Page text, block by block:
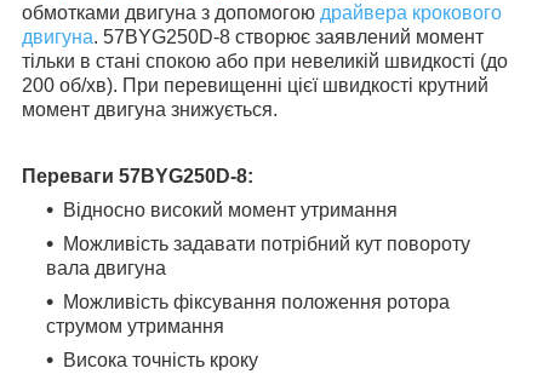
обмотками двигуна з допомогою драйвера крокового
двигуна. 57BYG250D-8 створює заявлений момент
тільки в стані спокою або при невеликій швидкості (до
200 об/хв). При перевищенні цієї швидкості крутний
момент двигуна знижується.
Переваги 57BYG250D-8:
Відносно високий момент утримання
Можливість задавати потрібний кут повороту
вала двигуна
Можливість фіксування положення ротора
струмом утримання
Висока точність кроку